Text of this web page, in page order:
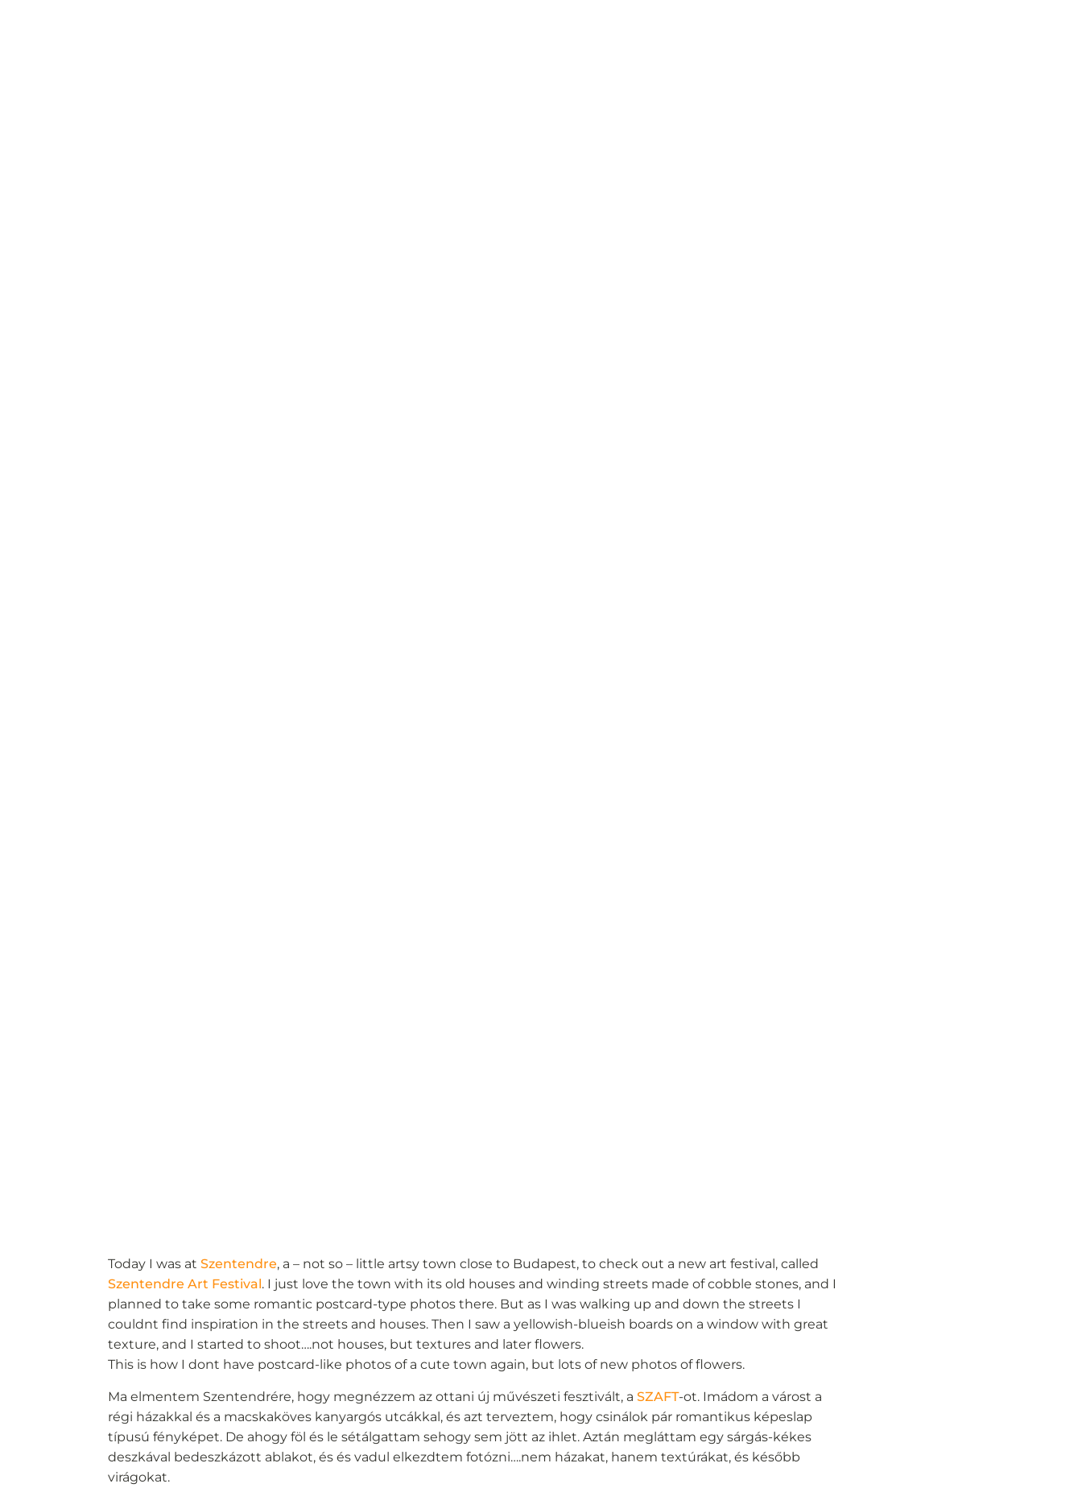
Today I was atSzentendre, a – not so – little artsy town close to Budapest, to check out a new art festival, called
Szentendre Art Festival. I just love the town with its old houses and winding streets made of cobble stones, and I
planned to take some romantic postcard-type photos there. But as I was walking up and down the streets I
couldnt find inspiration in the streets and houses. Then I saw a yellowish-blueish boards on a window with great
texture, and I started to shoot….not houses, but textures and later flowers.
This is how I dont have postcard-like photos of a cute town again, but lots of new photos of flowers.
Ma elmentem Szentendrére, hogy megnézzem az ottani új művészeti fesztivált, aSZAFT-ot. Imádom a várost a
régi házakkal és a macskaköves kanyargós utcákkal, és azt terveztem, hogy csinálok pár romantikus képeslap
típusú fényképet. De ahogy föl és le sétálgattam sehogy sem jött az ihlet. Aztán megláttam egy sárgás-kékes
deszkával bedeszkázott ablakot, és és vadul elkezdtem fotózni….nem házakat, hanem textúrákat, és később
virágokat.